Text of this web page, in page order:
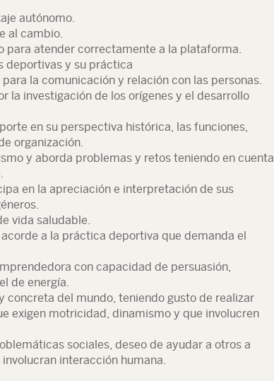
autónomo.
al cambio.
para atender correctamente a la plataforma.
deportivas y su práctica
la comunicación y relación con las personas.
la investigación de los orígenes y el desarrollo
en su perspectiva histórica, las funciones,
organización.
y aborda problemas y retos teniendo en cuenta
en la apreciación e interpretación de sus
vida saludable.
a la práctica deportiva que demanda el
con capacidad de persuasión,
de energía.
concreta del mundo, teniendo gusto de realizar
exigen motricidad, dinamismo y que involucren
sociales, deseo de ayudar a otros a
interacción humana.